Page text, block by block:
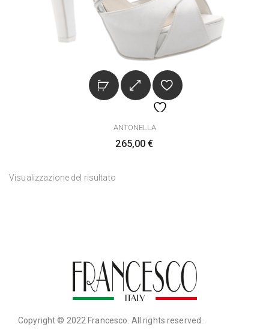
ANTONELLA
265,00€
Visualizzazione del risultato
Copyright © 2022 Francesco. All rights reserved.